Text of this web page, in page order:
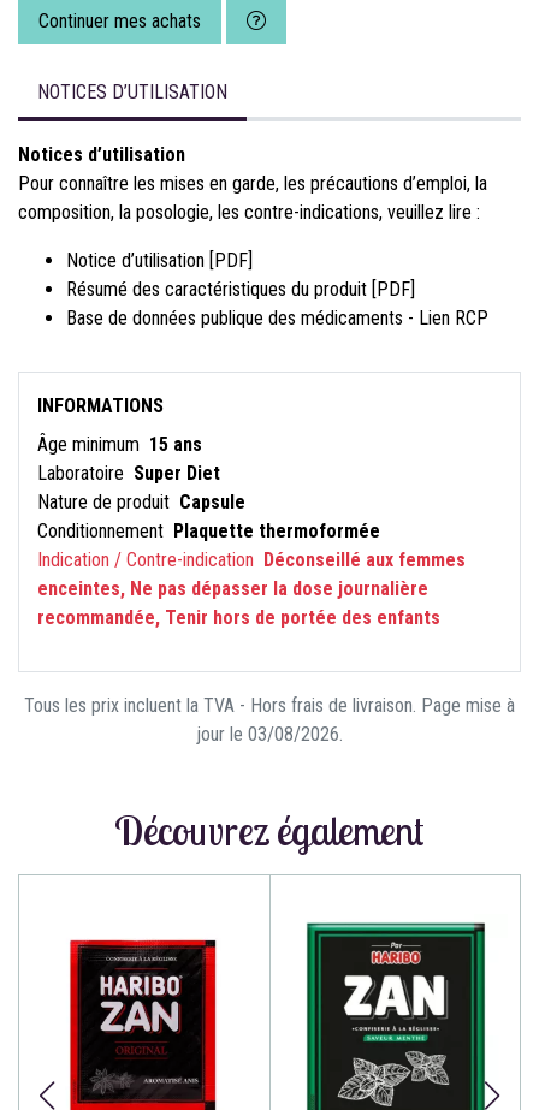
Continuer mes achats
NOTICES D’UTILISATION
Notices d’utilisation
Pour connaître les mises en garde, les précautions d’emploi, la
composition, la posologie, les contre-indications, veuillez lire :
Notice d’utilisation [PDF]
Résumé des caractéristiques du produit [PDF]
Base de données publique des médicaments - Lien RCP
INFORMATIONS
Âge minimum 15 ans
Laboratoire Super Diet
Nature de produit Capsule
Conditionnement Plaquette thermoformée
Indication / Contre-indication Déconseillé aux femmes
enceintes, Ne pas dépasser la dose journalière
recommandée, Tenir hors de portée des enfants
Tous les prix incluent la TVA - Hors frais de livraison. Page mise à
jour le 03/08/2026.
Découvrez également